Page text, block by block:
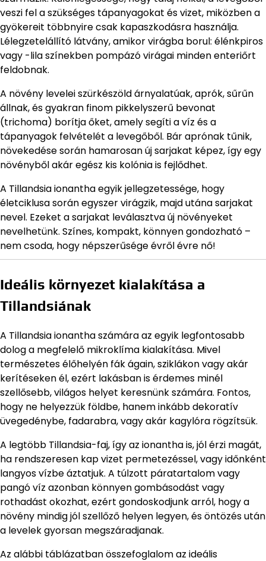
veszi fel a szükséges tápanyagokat és vizet, miközben a
gyökereit többnyire csak kapaszkodásra használja.
Lélegzetelállító látvány, amikor virágba borul: élénkpiros
vagy -lila színekben pompázó virágai minden enteriőrt
feldobnak.
A növény levelei szürkészöld árnyalatúak, aprók, sűrűn
állnak, és gyakran finom pikkelyszerű bevonat
(trichoma) borítja őket, amely segíti a víz és a
tápanyagok felvételét a levegőből. Bár aprónak tűnik,
növekedése során hamarosan új sarjakat képez, így egy
növényből akár egész kis kolónia is fejlődhet.
A Tillandsia ionantha egyik jellegzetessége, hogy
életciklusa során egyszer virágzik, majd utána sarjakat
nevel. Ezeket a sarjakat leválasztva új növényeket
nevelhetünk. Színes, kompakt, könnyen gondozható –
nem csoda, hogy népszerűsége évről évre nő!
Ideális környezet kialakítása a
Tillandsiának
A Tillandsia ionantha számára az egyik legfontosabb
dolog a megfelelő mikroklíma kialakítása. Mivel
természetes élőhelyén fák ágain, sziklákon vagy akár
kerítéseken él, ezért lakásban is érdemes minél
szellősebb, világos helyet keresnünk számára. Fontos,
hogy ne helyezzük földbe, hanem inkább dekoratív
üvegedénybe, fadarabra, vagy akár kagylóra rögzítsük.
A legtöbb Tillandsia-faj, így az ionantha is, jól érzi magát,
ha rendszeresen kap vizet permetezéssel, vagy időnként
langyos vízbe áztatjuk. A túlzott páratartalom vagy
pangó víz azonban könnyen gombásodást vagy
rothadást okozhat, ezért gondoskodjunk arról, hogy a
növény mindig jól szellőző helyen legyen, és öntözés után
a levelek gyorsan megszáradjanak.
Az alábbi táblázatban összefoglalom az ideális